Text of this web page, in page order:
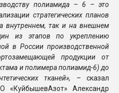
полиамида – 6 – это
стратегических планов
внутреннем, так и на внешнем
из этапов по укреплению
в России производственной
продукции от
и полимера полиамид-6) до
тканей», – сказал
«КуйбышевАзот» Александр